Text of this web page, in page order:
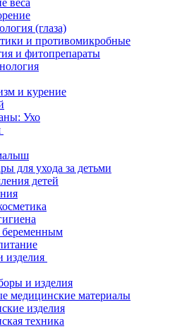
веса
(глаза)
и противомикробные
и фитопрепараты
и курение
Ухо
для ухода за детьми
детей
и изделия
медицинские материалы
изделия
техника